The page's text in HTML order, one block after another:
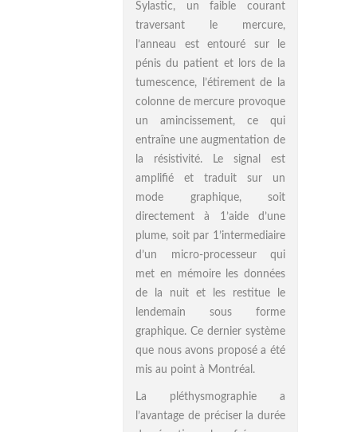
Sylastic, un faible courant
traversant le mercure,
l’anneau est entouré sur le
pénis du patient et lors de la
tumescence, l’étirement de la
colonne de mercure provoque
un amincissement, ce qui
entraîne une augmentation de
la résistivité. Le signal est
amplifié et traduit sur un
mode graphique, soit
directement à 1’aide d’une
plume, soit par 1’intermediaire
d’un micro-processeur qui
met en mémoire les données
de la nuit et les restitue le
lendemain sous forme
graphique. Ce dernier système
que nous avons proposé a été
mis au point à Montréal.
La pléthysmographie a
l’avantage de préciser la durée